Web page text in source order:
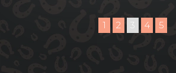
1 2 3 4 5